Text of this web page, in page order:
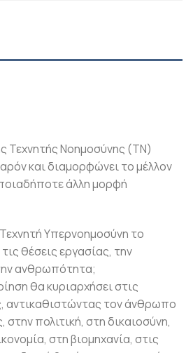
Τεχνητής Νοημοσύνης (ΤΝ)
και διαμορφώνει το μέλλον
άλλη μορφή
Υπερνοημοσύνη το
θέσεις εργασίας, την
ανθρωπότητα;
θα κυριαρχήσει στις
αντικαθιστώντας τον άνθρωπο
πολιτική, στη δικαιοσύνη,
στη βιομηχανία, στις